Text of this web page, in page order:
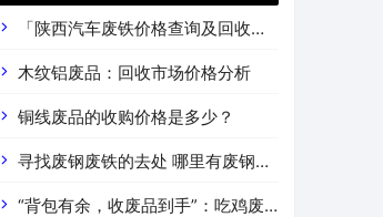
「陕西汽车废铁价格查询及回收渠
道分析」 陕西车辆废铁价是什么
木纹铝废品：回收市场价格分析
铜线废品的收购价格是多少？
寻找废钢废铁的去处 哪里有废钢废
铁 “背包有余，收废品到手”：吃鸡废